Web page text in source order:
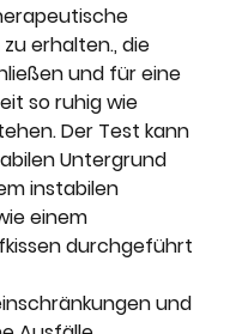
erhalten., die
und für eine
so ruhig wie
Der Test kann
Untergrund
instabilen
einem
durchgeführt
und